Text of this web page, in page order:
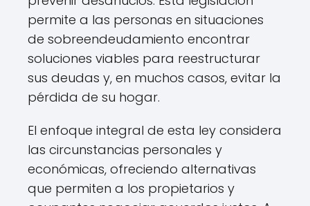
permite a las personas en situaciones
de sobreendeudamiento encontrar
soluciones viables para reestructurar
sus deudas y, en muchos casos, evitar la
pérdida de su hogar.
El enfoque integral de esta ley considera
las circunstancias personales y
económicas, ofreciendo alternativas
que permiten a los propietarios y